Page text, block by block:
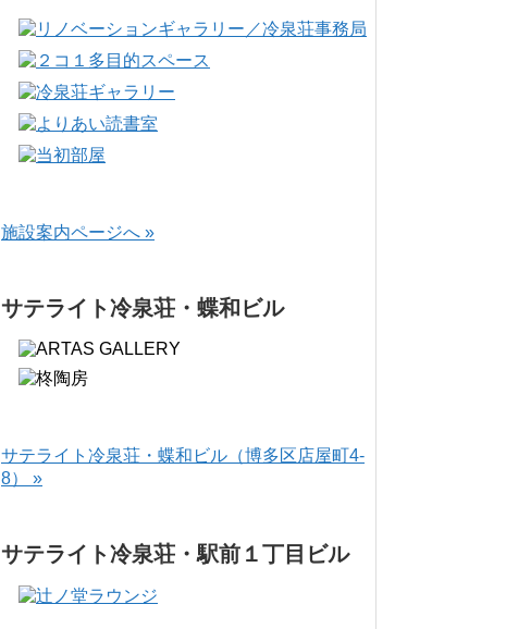
施設案内ページへ »
サテライト冷泉荘・蝶和ビル
サテライト冷泉荘・蝶和ビル（博多区店屋町4-
8） »
サテライト冷泉荘・駅前１丁目ビル